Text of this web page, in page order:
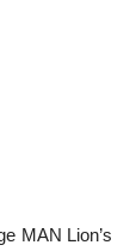
MAN Lion’s